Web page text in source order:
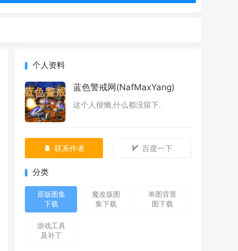
个人资料
蓝色警戒网(NafMaxYang)
这个人很懒,什么都没留下.
联系作者 百度一下
分类
原版图集
下载
魔改版图
集下载
单图背景
图下载
游戏工具
及补丁